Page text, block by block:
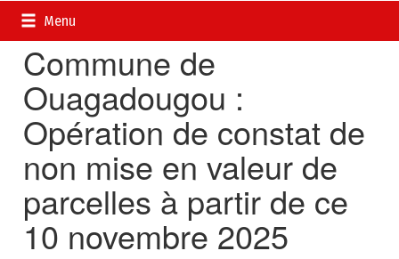
Menu
Accueil>
Commune de
Ouagadougou :
Opération de constat de
non mise en valeur de
parcelles à partir de ce
10 novembre 2025